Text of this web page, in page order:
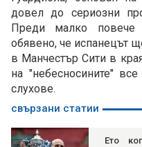
довел до сериозни
Преди малко
обявено, че испанецът
в Манчестър Сити в
на "небесносините"
слухове.
свързани статии
Ето